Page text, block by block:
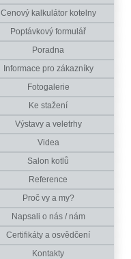
Cenový kalkulátor kotelny
Poptávkový formulář
Poradna
Informace pro zákazníky
Fotogalerie
Ke stažení
Výstavy a veletrhy
Videa
Salon kotlů
Reference
Proč vy a my?
Napsali o nás / nám
Certifikáty a osvědčení
Kontakty